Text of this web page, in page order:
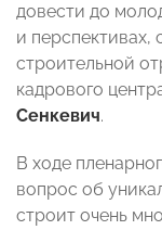
довести до
и перспективах,
строительной
кадрового
Сенкевич.
В ходе
вопрос об
строит очень